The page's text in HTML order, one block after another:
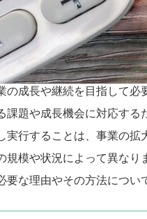
の成長や継続を目指して必
課題や成長機会に対応する
実行することは、事業の拡
規模や状況によって異な
要な理由やその方法につい